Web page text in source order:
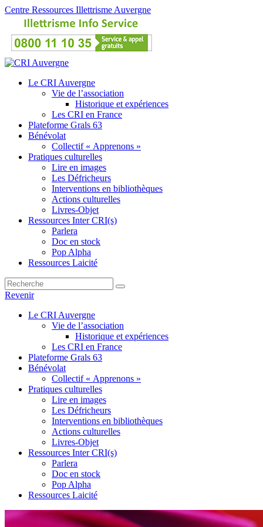
Centre Ressources Illettrisme Auvergne
Le CRI Auvergne
Vie de l’association
Historique et expériences
Les CRI en France
Plateforme Grals 63
Bénévolat
Collectif « Apprenons »
Pratiques culturelles
Lire en images
Les Défricheurs
Interventions en bibliothèques
Actions culturelles
Livres-Objet
Ressources Inter CRI(s)
Parlera
Doc en stock
Pop Alpha
Ressources Laicité
Revenir
Le CRI Auvergne
Vie de l’association
Historique et expériences
Les CRI en France
Plateforme Grals 63
Bénévolat
Collectif « Apprenons »
Pratiques culturelles
Lire en images
Les Défricheurs
Interventions en bibliothèques
Actions culturelles
Livres-Objet
Ressources Inter CRI(s)
Parlera
Doc en stock
Pop Alpha
Ressources Laicité